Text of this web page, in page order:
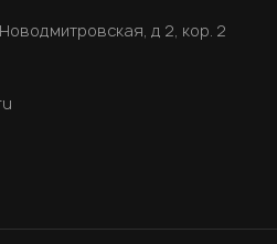
д 2, кор. 2